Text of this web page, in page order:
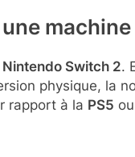
Switch 2.
physique, la
rapport à la PS5